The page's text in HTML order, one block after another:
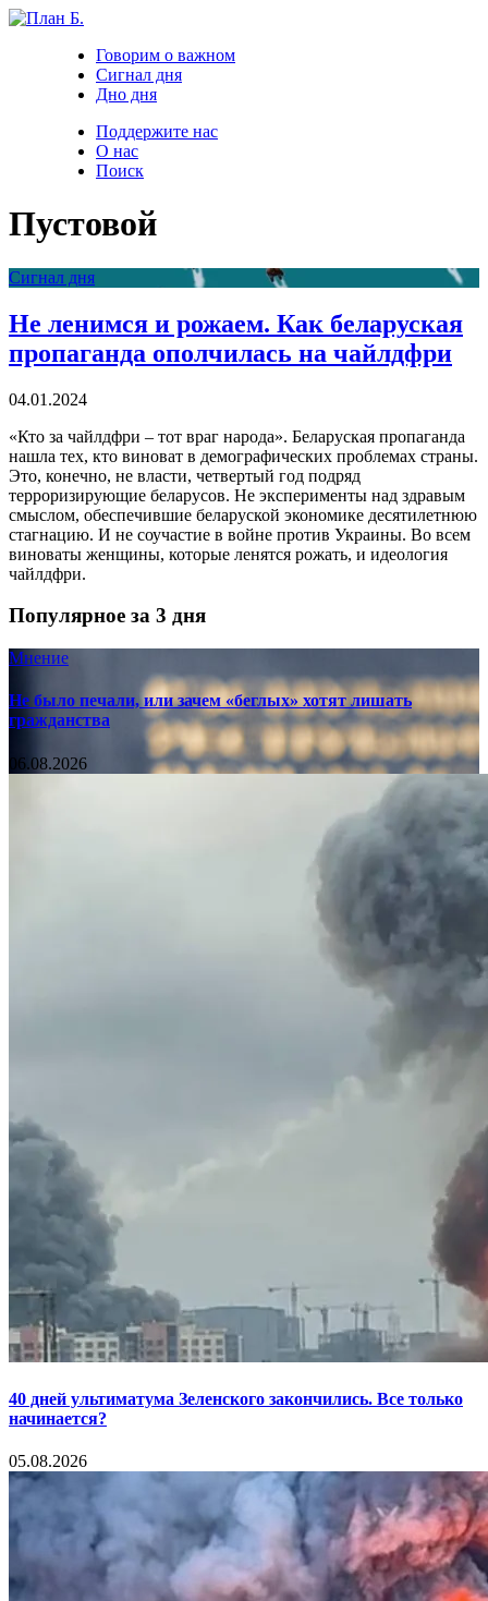
Говорим о важном
Сигнал дня
Дно дня
Поддержите нас
О нас
Поиск
Пустовой
Сигнал дня
Не ленимся и рожаем. Как беларуская
пропаганда ополчилась на чайлдфри
04.01.2024
«Кто за чайлдфри – тот враг народа». Беларуская пропаганда
нашла тех, кто виноват в демографических проблемах страны.
Это, конечно, не власти, четвертый год подряд
терроризирующие беларусов. Не эксперименты над здравым
смыслом, обеспечившие беларуской экономике десятилетнюю
стагнацию. И не соучастие в войне против Украины. Во всем
виноваты женщины, которые ленятся рожать, и идеология
чайлдфри.
Популярное за 3 дня
Мнение
Не было печали, или зачем «беглых» хотят лишать
гражданства
06.08.2026
40 дней ультиматума Зеленского закончились. Все только
начинается?
05.08.2026